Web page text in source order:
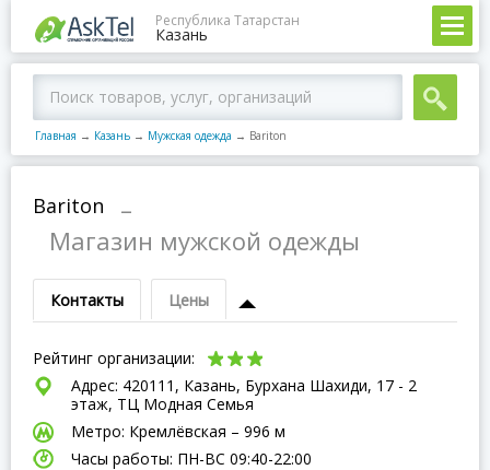
Республика Татарстан
Казань
Главная → Казань → Мужская одежда → Bariton
Bariton
–
Магазин мужской одежды
Контакты Цены
Рейтинг организации:
Адрес: 420111, Казань, Бурхана Шахиди, 17 - 2
этаж, ТЦ Модная Семья
Метро: Кремлёвская – 996 м
Часы работы: ПН-ВC 09:40-22:00